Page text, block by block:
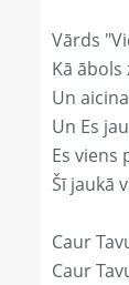
Vārds
Kā ābols
Un
Un Es
Es viens
Šī jaukā
Caur
Caur